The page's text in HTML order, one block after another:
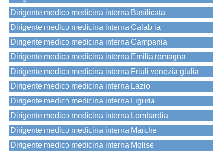
Dirigente medico medicina interna Basilicata
Dirigente medico medicina interna Calabria
Dirigente medico medicina interna Campania
Dirigente medico medicina interna Emilia romagna
Dirigente medico medicina interna Friuli venezia giulia
Dirigente medico medicina interna Lazio
Dirigente medico medicina interna Liguria
Dirigente medico medicina interna Lombardia
Dirigente medico medicina interna Marche
Dirigente medico medicina interna Molise